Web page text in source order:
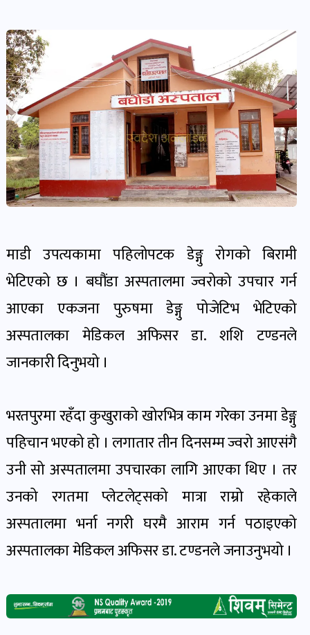
खबर
पोष्ट
विकास-
निर्माण
खबर
पोष्ट
कृषक
पोष्ट
खबर
पोष्ट
शिक्षा
खबर
पोष्ट
बिपद-
जोखिम
खेल
र
माडी उपत्यकामा पहिलोपटक डेङ्गु रोगको बिरामी
भेटिएको छ । बघौंडा अस्पतालमा ज्वरोको उपचार गर्न
आएका एकजना पुरुषमा डेङ्गु पोजेटिभ भेटिएको
अस्पतालका मेडिकल अफिसर डा. शशि टण्डनले
जानकारी दिनुभयो ।
भरतपुरमा रहँदा कुखुराको खोरभित्र काम गरेका उनमा डेङ्गु
पहिचान भएको हो । लगातार तीन दिनसम्म ज्वरो आएसंगै
उनी सो अस्पतालमा उपचारका लागि आएका थिए । तर
उनको रगतमा प्लेटलेट्सको मात्रा राम्रो रहेकाले
अस्पतालमा भर्ना नगरी घरमै आराम गर्न पठाइएको
अस्पतालका मेडिकल अफिसर डा. टण्डनले जनाउनुभयो ।